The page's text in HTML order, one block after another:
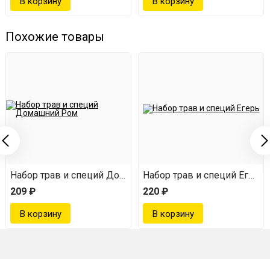
Похожие товары
на коньяке
Набор трав и специй Домашний Ром
209 ₽
Набор трав и специй
220 ₽